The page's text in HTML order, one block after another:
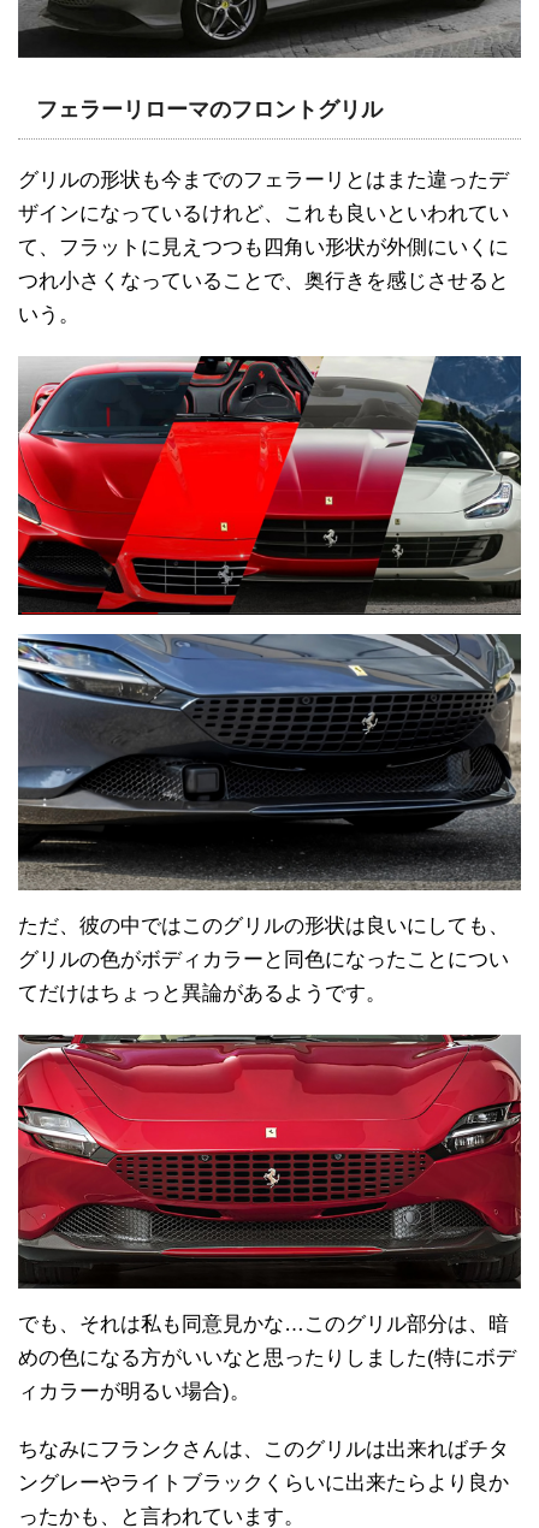
フェラーリローマのフロントグリル
グリルの形状も今までのフェラーリとはまた違ったデ
ザインになっているけれど、これも良いといわれてい
て、フラットに見えつつも四角い形状が外側にいくに
つれ小さくなっていることで、奥行きを感じさせると
いう。
ただ、彼の中ではこのグリルの形状は良いにしても、
グリルの色がボディカラーと同色になったことについ
てだけはちょっと異論があるようです。
でも、それは私も同意見かな…このグリル部分は、暗
めの色になる方がいいなと思ったりしました(特にボデ
ィカラーが明るい場合)。
ちなみにフランクさんは、このグリルは出来ればチタ
ングレーやライトブラックくらいに出来たらより良か
ったかも、と言われています。